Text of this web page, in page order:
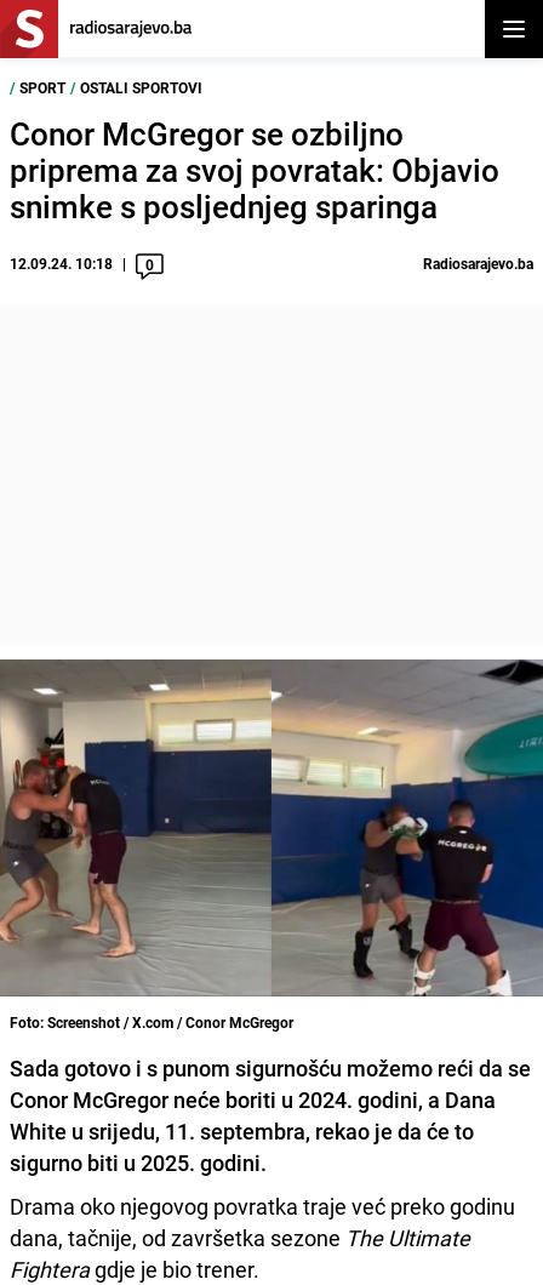
/ SPORT / OSTALI SPORTOVI
Conor McGregor se ozbiljno
priprema za svoj povratak: Objavio
snimke s posljednjeg sparinga
12.09.24. 10:18 0 Radiosarajevo.ba
Foto: Screenshot / X.com / Conor McGregor
Sada gotovo i s punom sigurnošću možemo reći da se
Conor McGregor neće boriti u 2024. godini, a Dana
White u srijedu, 11. septembra, rekao je da će to
sigurno biti u 2025. godini.
Drama oko njegovog povratka traje već preko godinu
dana, tačnije, od završetka sezone The Ultimate
Fighteragdje je bio trener.